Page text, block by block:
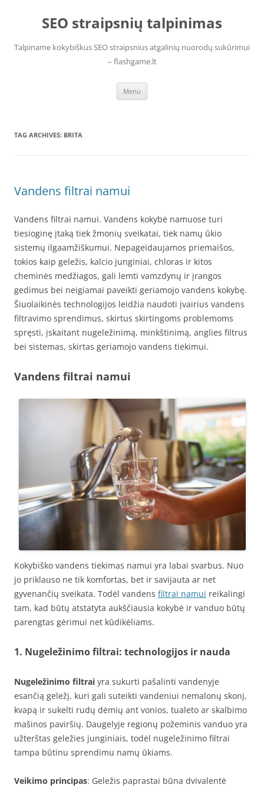
contentSEO straipsnių talpinimas
Talpiname kokybiškus SEO straipsnius atgalinių nuorodų sukūrimui
– flashgame.lt
Menu
TAG ARCHIVES: BRITA
Vandens filtrai namui
Vandens filtrai namui. Vandens kokybė namuose turi
tiesioginę įtaką tiek žmonių sveikatai, tiek namų ūkio
sistemų ilgaamžiškumui. Nepageidaujamos priemaišos,
tokios kaip geležis, kalcio junginiai, chloras ir kitos
cheminės medžiagos, gali lemti vamzdynų ir įrangos
gedimus bei neigiamai paveikti geriamojo vandens kokybę.
Šiuolaikinės technologijos leidžia naudoti įvairius vandens
filtravimo sprendimus, skirtus skirtingoms problemoms
spręsti, įskaitant nugeležinimą, minkštinimą, anglies filtrus
bei sistemas, skirtas geriamojo vandens tiekimui.
Vandens filtrai namui
Kokybiško vandens tiekimas namui yra labai svarbus. Nuo
jo priklauso ne tik komfortas, bet ir savijauta ar net
gyvenančių sveikata. Todėl vandens filtrai namui reikalingi
tam, kad būtų atstatyta aukščiausia kokybė ir vanduo būtų
parengtas gėrimui net kūdikėliams.
1. Nugeležinimo filtrai: technologijos ir nauda
Nugeležinimo filtrai yra sukurti pašalinti vandenyje
esančią geležį, kuri gali suteikti vandeniui nemalonų skonį,
kvapą ir sukelti rudų dėmių ant vonios, tualeto ar skalbimo
mašinos paviršių. Daugelyje regionų požeminis vanduo yra
užterštas geležies junginiais, todėl nugeležinimo filtrai
tampa būtinu sprendimu namų ūkiams.
Veikimo principas: Geležis paprastai būna dvivalentė